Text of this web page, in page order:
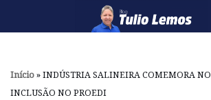
o
conteúdo
Início»INDÚSTRIA SALINEIRA COMEMORA
INCLUSÃO NO PROEDI